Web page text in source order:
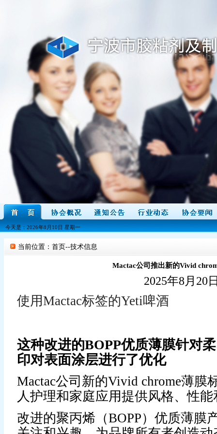
今天是：2026年8月10日 星期一
当前位置：首页--技术信息
Mactac公司推出新的Vivid
2025年8月20
使用Mactac标签的Yeti啤酒
这种改进的BOPP优质薄膜针对
印对表面涂层进行了优化
Mactac公司新的Vivid chrome薄膜
人护理和家庭应用提供风格、性
改进的聚丙烯（BOPP）优质薄膜